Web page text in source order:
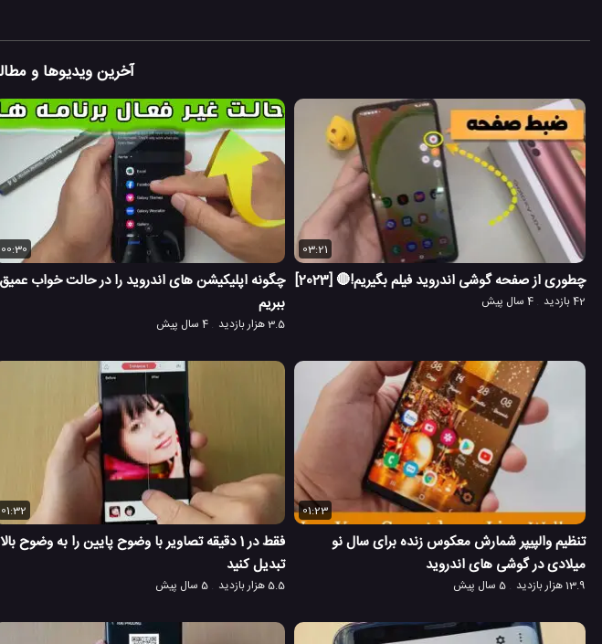
آخرین ویدیوها و
03:21
چطوری از صفحه گوشی اندروید فیلم بگیریم!🔴 [2023]
42 بازدید 4 سال پیش
00:30
چگونه اپلیکیشن های اندروید را در حالت خواب عمیق
ببریم
3.5 هزار بازدید 4 سال پیش
01:23
تنظیم والپیپر شمارش معکوس زنده برای سال نو
میلادی در گوشی های اندروید
13.9 هزار بازدید 5 سال پیش
01:32
فقط در 1 دقیقه تصاویر با وضوح پایین را به وضوح بالا
تبدیل کنید
5.5 هزار بازدید 5 سال پیش